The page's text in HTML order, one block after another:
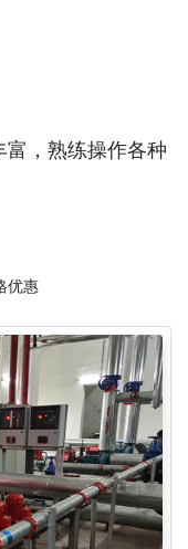
，熟练操作各种
优惠